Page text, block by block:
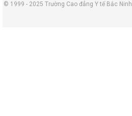
© 1999 - 2025 Trường Cao đẳng Y tế Bắc Ninh